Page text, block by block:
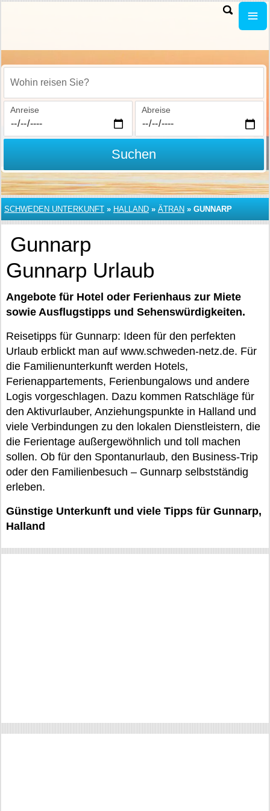
Wohin reisen Sie?
Anreise Abreise
Suchen
SCHWEDEN UNTERKUNFT » HALLAND » ÄTRAN » GUNNARP
Gunnarp
Gunnarp Urlaub
Angebote für Hotel oder Ferienhaus zur Miete
sowie Ausflugstipps und Sehenswürdigkeiten.
Reisetipps für Gunnarp: Ideen für den perfekten
Urlaub erblickt man auf www.schweden-netz.de. Für
die Familienunterkunft werden Hotels,
Ferienappartements, Ferienbungalows und andere
Logis vorgeschlagen. Dazu kommen Ratschläge für
den Aktivurlauber, Anziehungspunkte in Halland und
viele Verbindungen zu den lokalen Dienstleistern, die
die Ferientage außergewöhnlich und toll machen
sollen. Ob für den Spontanurlaub, den Business-Trip
oder den Familienbesuch – Gunnarp selbstständig
erleben.
Günstige Unterkunft und viele Tipps für Gunnarp,
Halland